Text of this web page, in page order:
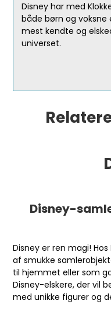
Disney har med
både børn og voksne
mest kendte og
universet.
Disney-
Disney er ren magi!
af smukke
til hjemmet eller som
Disney-elskere, der vil
med unikke figurer og